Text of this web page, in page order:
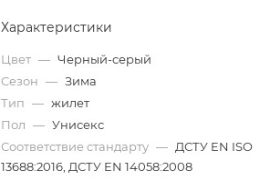
Характеристики
Цвет — Черный-серый
Сезон — Зима
Тип — жилет
Пол — Унисекс
Соответствие стандарту — ДСТУ EN ISO
13688:2016, ДСТУ EN 14058:2008